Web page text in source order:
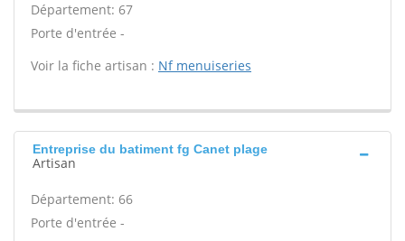
Département: 67
Porte d'entrée -
Voir la fiche artisan : Nf menuiseries
Entreprise du batiment fg Canet plage
Artisan
Département: 66
Porte d'entrée -